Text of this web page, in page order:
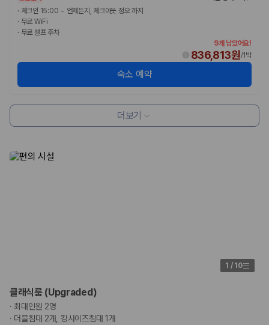
· 체크인 15:00 ~ 언제든지, 체크아웃 정오 까지
· 무료 WiFi
· 무료 셀프 주차
9개 남았어요!
836,813원/1박
숙소 예약
더보기
1 / 10
클래식룸 (Upgraded)
· 최대인원 2명
· 더블침대 2개, 킹사이즈침대 1개